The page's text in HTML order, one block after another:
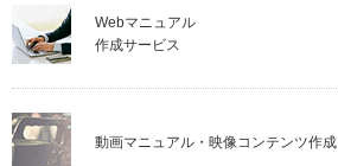
Webマニュアル
作成サービス
動画マニュアル・映像コンテンツ作成